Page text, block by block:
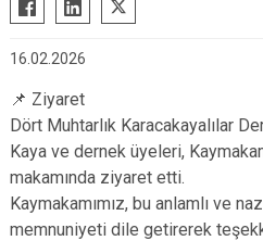
Bozkurt
Çatalzeytin
Daday
Devrekani
Doğanyurt
16.02.2026
📌 Ziyaret
Dört Muhtarlık Karacakayalılar
Kaya ve dernek üyeleri,
makamında ziyaret etti.
Kaymakamımız, bu anlamlı ve
memnuniyeti dile getirerek